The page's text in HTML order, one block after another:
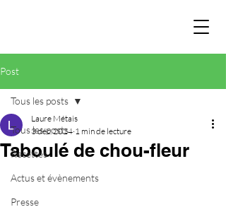
Post
Tous les posts
Recettes
Actus et évènements
Presse
Tous les posts
Taboulé de chou-fleur
Laure Métais
3 déc. 2024 1 min de lecture